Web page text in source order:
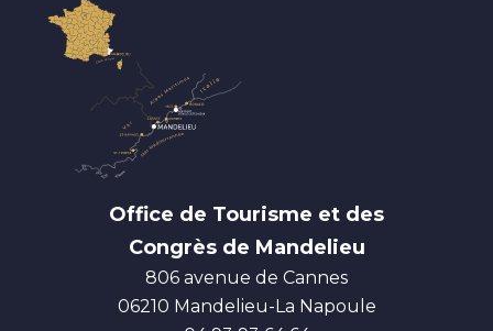
Office de Tourisme et des
Congrès de Mandelieu
806 avenue de Cannes
06210 Mandelieu-La Napoule